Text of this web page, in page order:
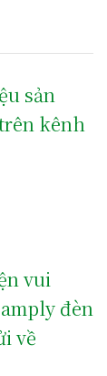
sản
kênh
vui
đèn
về